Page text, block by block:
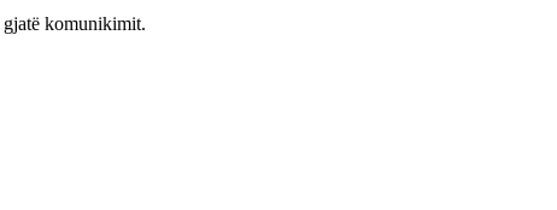
gjatë komunikimit.